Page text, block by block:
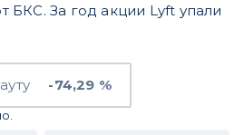
БКС. За год акции Lyft упали
-74,29 %